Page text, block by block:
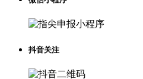
抖音关注